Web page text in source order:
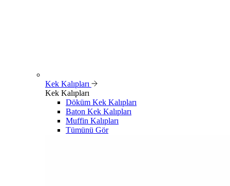
Kek Kalıpları
Kek Kalıpları
Döküm Kek Kalıpları
Baton Kek Kalıpları
Muffin Kalıpları
Tümünü Gör